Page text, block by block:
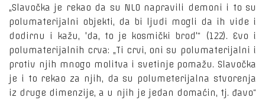
„Slavočka je rekao da su NLO napravili demoni i to su
polumaterijalni objekti, da bi ljudi mogli da ih vide i
dodirnu i kažu, 'da, to je kosmički brod'“ (122). Evo i
polumaterijalnih crva: „Ti crvi, oni su polumaterijalni i
protiv njih mnogo molitva i svetinje pomažu. Slavočka
je i to rekao za njih, da su polumeterijalna stvorenja
iz druge dimenzije, a u njih je jedan domaćin, tj. đavo“